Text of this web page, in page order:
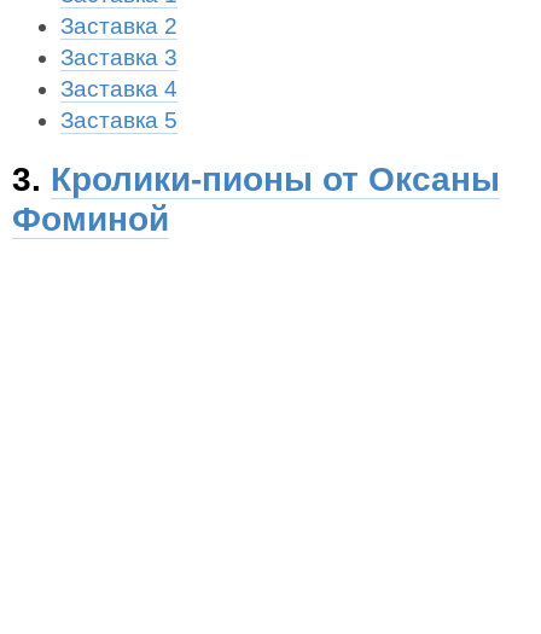
Заставка 2
Заставка 3
Заставка 4
Заставка 5
3. Кролики-пионы от Оксаны
Фоминой